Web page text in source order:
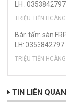
LH : 0353842797
TRIỆU TIẾN
Bán tấm sàn
LH: 0353842797
TRIỆU TIẾN
TIN LIÊN QUAN